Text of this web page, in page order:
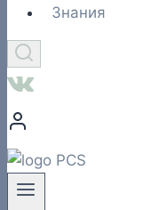
Знания